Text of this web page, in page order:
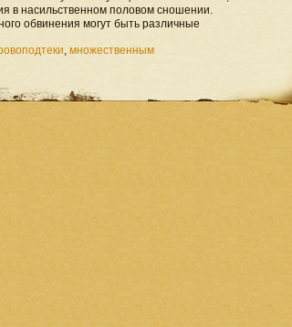
в насильственном половом сношении.
обвинения могут быть различные
, множественным